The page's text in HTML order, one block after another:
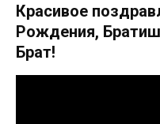
Красивое
Рождения,
Брат!